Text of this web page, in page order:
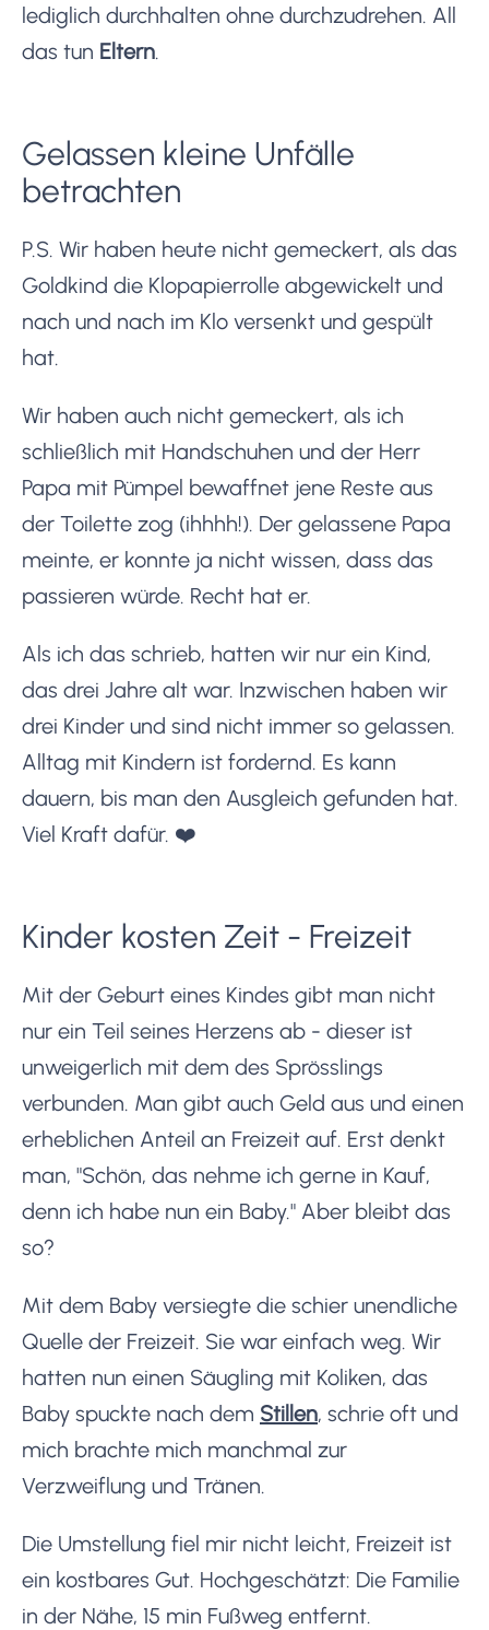
lediglich durchhalten ohne durchzudrehen. All
das tun Eltern.
Gelassen kleine Unfälle
betrachten
P.S. Wir haben heute nicht gemeckert, als das
Goldkind die Klopapierrolle abgewickelt und
nach und nach im Klo versenkt und gespült
hat.
Wir haben auch nicht gemeckert, als ich
schließlich mit Handschuhen und der Herr
Papa mit Pümpel bewaffnet jene Reste aus
der Toilette zog (ihhhh!). Der gelassene Papa
meinte, er konnte ja nicht wissen, dass das
passieren würde. Recht hat er.
Als ich das schrieb, hatten wir nur ein Kind,
das drei Jahre alt war. Inzwischen haben wir
drei Kinder und sind nicht immer so gelassen.
Alltag mit Kindern ist fordernd. Es kann
dauern, bis man den Ausgleich gefunden hat.
Viel Kraft dafür. ❤️
Kinder kosten Zeit - Freizeit
Mit der Geburt eines Kindes gibt man nicht
nur ein Teil seines Herzens ab - dieser ist
unweigerlich mit dem des Sprösslings
verbunden. Man gibt auch Geld aus und einen
erheblichen Anteil an Freizeit auf. Erst denkt
man, "Schön, das nehme ich gerne in Kauf,
denn ich habe nun ein Baby." Aber bleibt das
so?
Mit dem Baby versiegte die schier unendliche
Quelle der Freizeit. Sie war einfach weg. Wir
hatten nun einen Säugling mit Koliken, das
Baby spuckte nach dem Stillen, schrie oft und
mich brachte mich manchmal zur
Verzweiflung und Tränen.
Die Umstellung fiel mir nicht leicht, Freizeit ist
ein kostbares Gut. Hochgeschätzt: Die Familie
in der Nähe, 15 min Fußweg entfernt.